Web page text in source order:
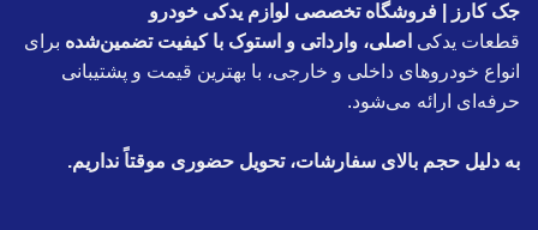
جک کارز | فروشگاه تخصصی لوازم یدکی خودرو
قطعات یدکی اصلی، وارداتی و استوک با کیفیت تضمین‌شده برای
انواع خودروهای داخلی و خارجی، با بهترین قیمت و پشتیبانی
حرفه‌ای ارائه می‌شود.
به دلیل حجم بالای سفارشات، تحویل حضوری موقتاً نداریم.